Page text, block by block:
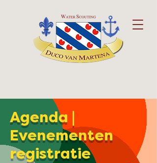
Agenda |
Evenementen
registratie